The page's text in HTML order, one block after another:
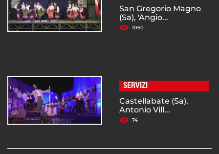
San Gregorio Magno
(Sa), 'Angio...
1060
SERVIZI
Castellabate (Sa),
Antonio Vill...
74